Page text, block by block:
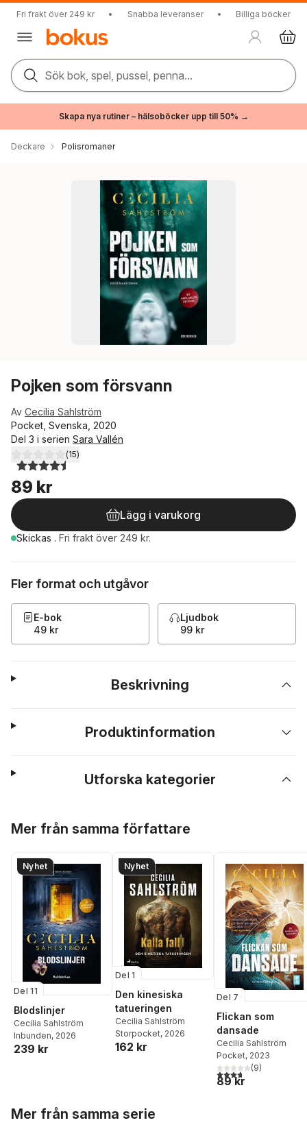
Fri frakt över 249 kr • Snabba leveranser • Billiga böcker
Sök bok, spel, pussel, penna...
Skapa nya rutiner – hälsoböcker upp till 50% →
Deckare Polisromaner
Pojken som försvann
Av Cecilia Sahlström
Pocket, Svenska, 2020
Del 3 i serien Sara Vallén
4,5utav 5 stjärnor. Totalt antal röster:
(15)
89 kr
Lägg i varukorg
Skickas . Fri frakt över 249 kr.
Fler format och utgåvor
E-bok
49 kr
Ljudbok
99 kr
Beskrivning
Produktinformation
Utforska kategorier
Mer från samma författare
Nyhet
Del 11
Blodslinjer
Cecilia Sahlström
Inbunden, 2026
239 kr
Nyhet
Del 1
Den kinesiska
tatueringen
Cecilia Sahlström
Storpocket, 2026
162 kr
Del 7
Flickan som
dansade
Cecilia Sahlström
Pocket, 2023
3,7utav 5 stjärnor.
(9)
89 kr
Mer från samma serie